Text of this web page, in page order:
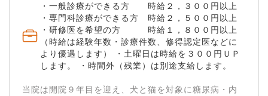
・一般診療ができる方 時給２，３００円以上
・専門科診療ができる方 時給２，５００円以上
・研修医を希望の方 時給１，８００円以上
（時給は経験年数・診療件数、修得認定医などに
より優遇します） ・土曜日は時給を３００円ＵＰ
します。 ・時間外（残業）は別途支給します。
当院は開院９年目を迎え、犬と猫を対象に糖尿病・内